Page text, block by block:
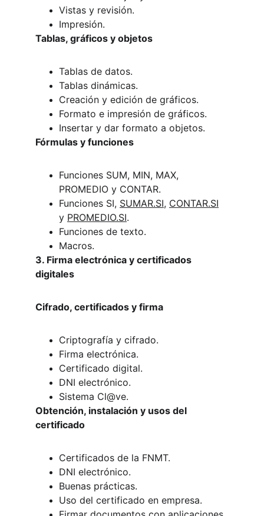
Vistas y revisión.
Impresión.
Tablas, gráficos y objetos
Tablas de datos.
Tablas dinámicas.
Creación y edición de gráficos.
Formato e impresión de gráficos.
Insertar y dar formato a objetos.
Fórmulas y funciones
Funciones SUM, MIN, MAX,
PROMEDIO y CONTAR.
Funciones SI, SUMAR.SI, CONTAR.SI
y PROMEDIO.SI.
Funciones de texto.
Macros.
3. Firma electrónica y certificados
digitales
Cifrado, certificados y firma
Criptografía y cifrado.
Firma electrónica.
Certificado digital.
DNI electrónico.
Sistema Cl@ve.
Obtención, instalación y usos del
certificado
Certificados de la FNMT.
DNI electrónico.
Buenas prácticas.
Uso del certificado en empresa.